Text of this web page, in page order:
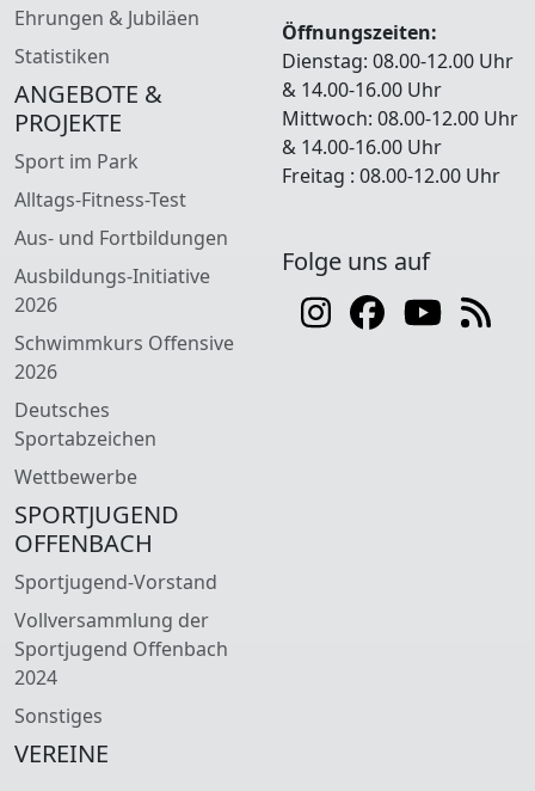
Ehrungen & Jubiläen
Statistiken
ANGEBOTE &
PROJEKTE
Sport im Park
Alltags-Fitness-Test
Aus- und Fortbildungen
Ausbildungs-Initiative
2026
Schwimmkurs Offensive
2026
Deutsches
Sportabzeichen
Wettbewerbe
SPORTJUGEND
OFFENBACH
Sportjugend-Vorstand
Vollversammlung der
Sportjugend Offenbach
2024
Sonstiges
VEREINE
Öffnungszeiten:
Dienstag: 08.00-12.00 Uhr
& 14.00-16.00 Uhr
Mittwoch: 08.00-12.00 Uhr
& 14.00-16.00 Uhr
Freitag : 08.00-12.00 Uhr
Folge uns auf